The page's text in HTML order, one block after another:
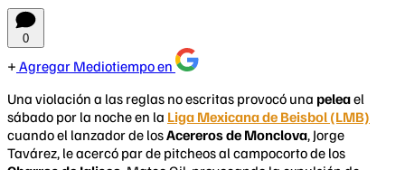
0
Agregar Mediotiempo en
Una violación a las reglas no escritas provocó una peleael
sábado por la noche en la Liga Mexicana de Beisbol (LMB)
cuando el lanzador de losAcereros de Monclova, Jorge
Tavárez, le acercó par de pitcheos al campocorto de los